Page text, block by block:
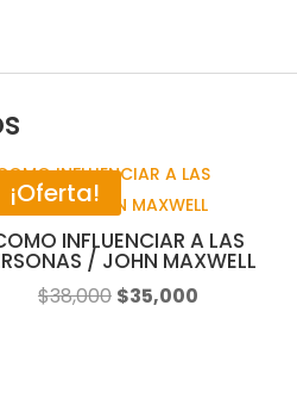
¡Oferta!
INFLUENCIAR A LAS
/ JOHN MAXWELL
$38,000 El
$35,000El